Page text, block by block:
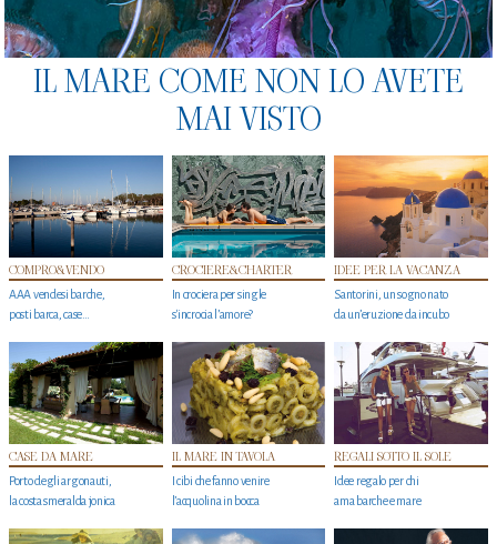
IL MARE COME NON LO AVETE
MAI VISTO
COMPRO&VENDO
AAA vendesi barche,
posti barca, case…
CROCIERE&CHARTER
In crociera per single
s'incrocia l’amore?
IDEE PER LA VACANZA
Santorini, un sogno nato
da un’eruzione da incubo
CASE DA MARE
Porto degli argonauti,
la costa smeralda jonica
IL MARE IN TAVOLA
I cibi che fanno venire
l’acquolina in bocca
REGALI SOTTO IL SOLE
Idee regalo per chi
ama barche e mare